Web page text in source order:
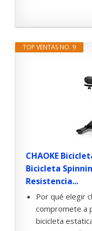
TOP VENTAS NO. 9
CHAOKE
Bicicleta
Resistencia...
Por qué elegir
compromete a
bicicleta